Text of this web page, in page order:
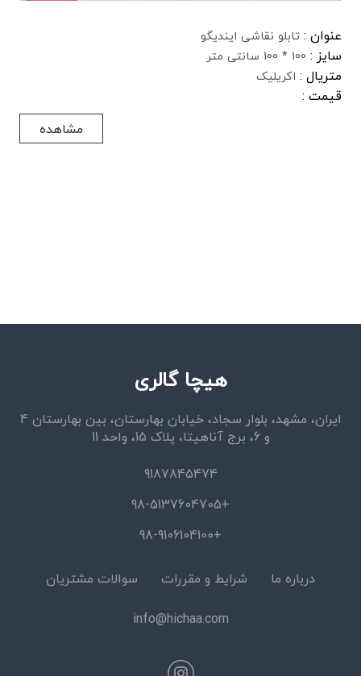
عنوان : تابلو نقاشی ایندیگو
سایز : 100 * 100 سانتی متر
متریال : اکریلیک
قیمت :
مشاهده
هیچا گالری
ایران، مشهد، بلوار سجاد، خیابان بهارستان، بین بهارستان 4
و 6، برج آناهیتا، پلاک 15، واحد 11
9187845474
+98-5137604705
+98-9106104100
درباره ما
شرایط و مقررات
سوالات مشتریان
info@hichaa.com